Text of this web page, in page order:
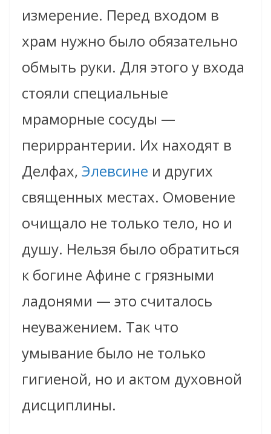
измерение. Перед входом в
храм нужно было обязательно
обмыть руки. Для этого у входа
стояли специальные
мраморные сосуды —
периррантерии. Их находят в
Делфах, Элевсине и других
священных местах. Омовение
очищало не только тело, но и
душу. Нельзя было обратиться
к богине Афине с грязными
ладонями — это считалось
неуважением. Так что
умывание было не только
гигиеной, но и актом духовной
дисциплины.